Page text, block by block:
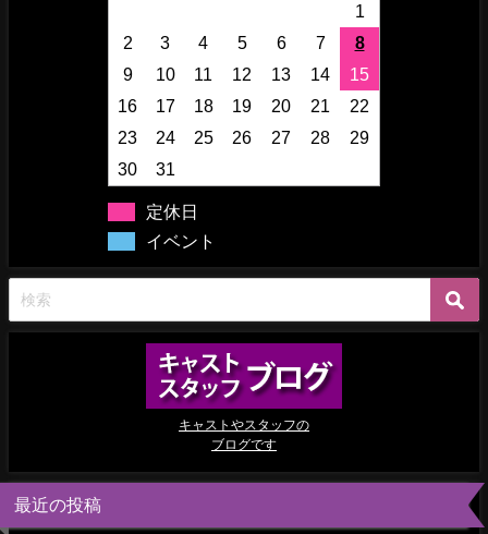
1
2
3 4 5 6 7
8
9
10 11 12 13 14
15
16
17 18 19 20 21
22
23
24 25 26 27 28
29
30
31
定休日
イベント
キャストやスタッフの
ブログです
最近の投稿